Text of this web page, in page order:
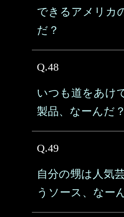
できるアメリカ
だ？
Q.48
いつも道をあけ
製品、なーんだ？
Q.49
自分の甥は人気
うソース、なー